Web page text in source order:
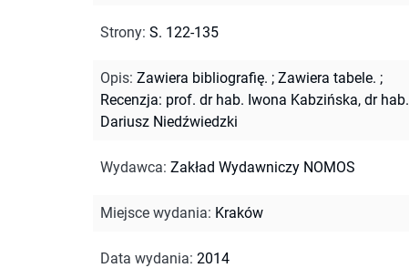
Strony: S. 122-135
Opis: Zawiera bibliografię. ; Zawiera tabele. ;
Recenzja: prof. dr hab. Iwona Kabzińska, dr hab.
Dariusz Niedźwiedzki
Wydawca: Zakład Wydawniczy NOMOS
Miejsce wydania: Kraków
Data wydania: 2014